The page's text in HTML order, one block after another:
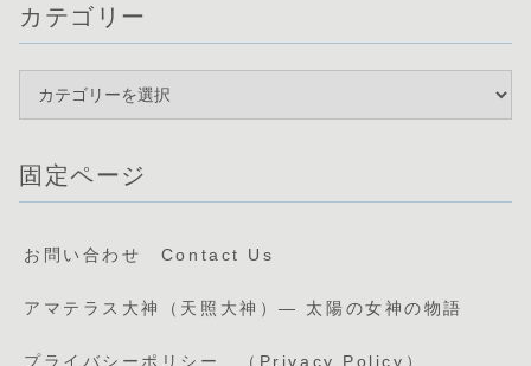
カテゴリー
固定ページ
お問い合わせ Contact Us
アマテラス大神（天照大神）— 太陽の女神の物語
プライバシーポリシー （Privacy Policy）